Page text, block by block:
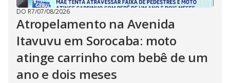
DO R7/07/08/2026
Atropelamento na Avenida
Itavuvu em Sorocaba: moto
atinge carrinho com bebê de um
ano e dois meses